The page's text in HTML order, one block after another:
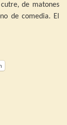
de matones
de comedia. El